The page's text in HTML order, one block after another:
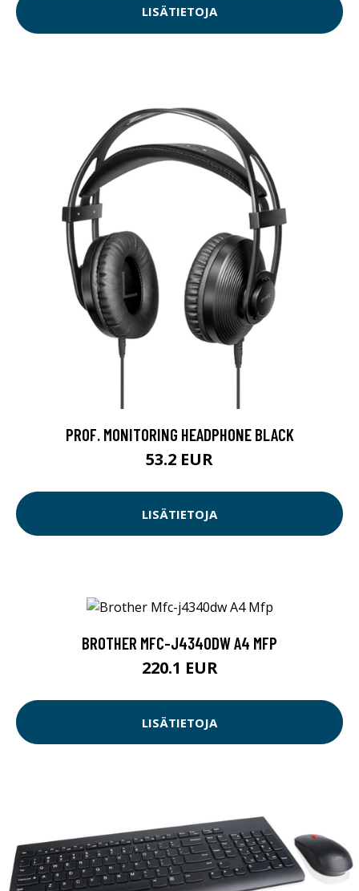
LISÄTIETOJA
PROF. MONITORING HEADPHONE BLACK
53.2 EUR
LISÄTIETOJA
BROTHER MFC-J4340DW A4 MFP
220.1 EUR
LISÄTIETOJA